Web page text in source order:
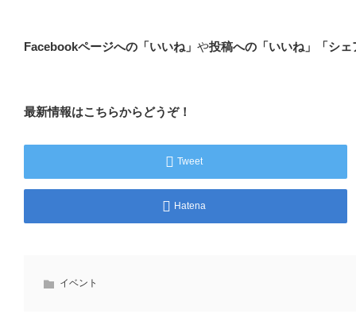
Facebookページへの「いいね」 や投稿への「いいね」「シェ
最新情報はこちらからどうぞ！
Tweet
Hatena
イベント